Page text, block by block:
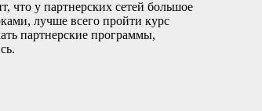
что у партнерских сетей большое
лучше всего пройти курс
партнерские программы,